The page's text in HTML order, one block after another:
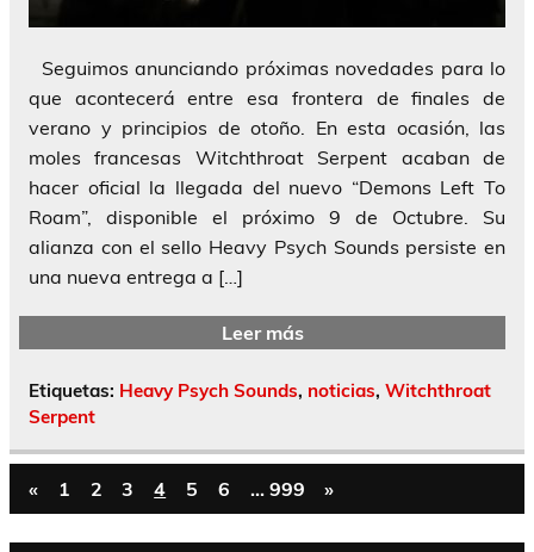
Seguimos anunciando próximas novedades para lo
que acontecerá entre esa frontera de finales de
verano y principios de otoño. En esta ocasión, las
moles francesas Witchthroat Serpent acaban de
hacer oficial la llegada del nuevo “Demons Left To
Roam”, disponible el próximo 9 de Octubre. Su
alianza con el sello Heavy Psych Sounds persiste en
una nueva entrega a […]
Leer más
Etiquetas: Heavy Psych Sounds, noticias, Witchthroat
Serpent
« 1 2 3 4 5 6 … 999 »